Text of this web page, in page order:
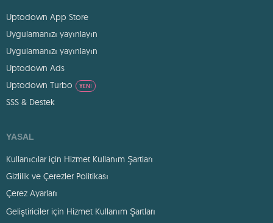
Uptodown App Store
Uygulamanızı yayınlayın
Uygulamanızı yayınlayın
Uptodown Ads
Uptodown Turbo
YENI
SSS & Destek
YASAL
Kullanıcılar için Hizmet Kullanım Şartları
Gizlilik ve Çerezler Politikası
Çerez Ayarları
Geliştiriciler için Hizmet Kullanım Şartları